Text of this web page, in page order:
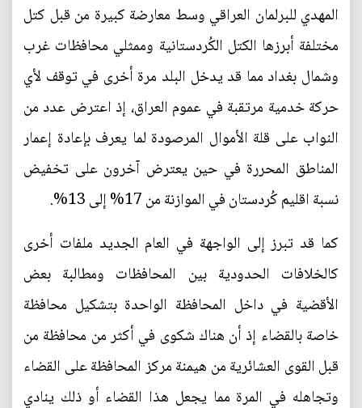
المهدي للبرلمان العراقي وسط معارضة كبيرة من قبل كتل
مختلفة أبرزها الكتل الكُردستانية وممثلي محافظات غرب
وشمال بغداد مما قد يدخل البلد مرة أخرى في توقف لأي
حركة خدمية مرتقبة في عموم العراق، إذ اعترض عدد من
النواب على قلة الأموال المرصودة لما يعرف بإعادة إعمار
المناطق المحررة في حين يعترض آخرون على تخفيض
نسبة اقليم كُردستان في الموازنة من 17% إلى 13%.
كما قد تبرز إلى الواجهة في العام الجديد ملفات أخرى
كالخلافات الحدودية بين المحافظات ومطالبة بعض
الأقضية في داخل المحافظة الواحدة بتشكيل محافظة
خاصة بالقضاء إذ أن هناك شكوى في أكثر من محافظة من
قبل القوى العشائرية من هيمنة مركز المحافظة على القضاء
وتجاهله في المرة مما يجعل هذا القضاء أو ذلك ينادي